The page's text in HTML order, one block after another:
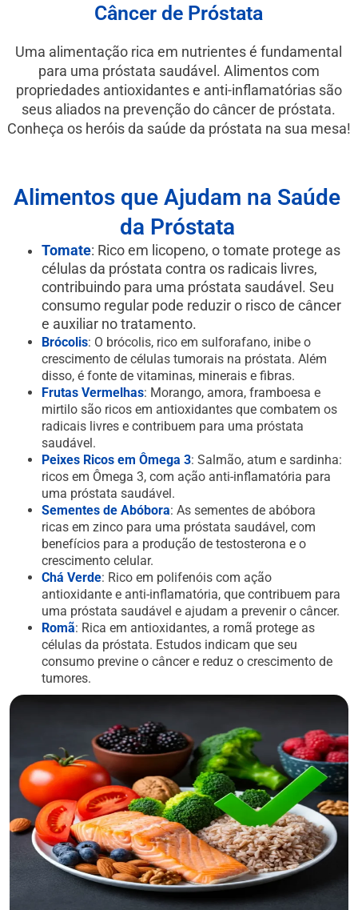
Câncer de Próstata
Uma alimentação rica em nutrientes é fundamental
para uma próstata saudável. Alimentos com
propriedades antioxidantes e anti-inflamatórias são
seus aliados na prevenção do câncer de próstata.
Conheça os heróis da saúde da próstata na sua mesa!
Alimentos que Ajudam na Saúde
da Próstata
Tomate: Rico em licopeno, o tomate protege as
células da próstata contra os radicais livres,
contribuindo para uma próstata saudável. Seu
consumo regular pode reduzir o risco de câncer
e auxiliar no tratamento.
Brócolis: O brócolis, rico em sulforafano, inibe o
crescimento de células tumorais na próstata. Além
disso, é fonte de vitaminas, minerais e fibras.
Frutas Vermelhas: Morango, amora, framboesa e
mirtilo são ricos em antioxidantes que combatem os
radicais livres e contribuem para uma próstata
saudável.
Peixes Ricos em Ômega 3: Salmão, atum e sardinha:
ricos em Ômega 3, com ação anti-inflamatória para
uma próstata saudável.
Sementes de Abóbora: As sementes de abóbora
ricas em zinco para uma próstata saudável, com
benefícios para a produção de testosterona e o
crescimento celular.
Chá Verde: Rico em polifenóis com ação
antioxidante e anti-inflamatória, que contribuem para
uma próstata saudável e ajudam a prevenir o câncer.
Romã: Rica em antioxidantes, a romã protege as
células da próstata. Estudos indicam que seu
consumo previne o câncer e reduz o crescimento de
tumores.